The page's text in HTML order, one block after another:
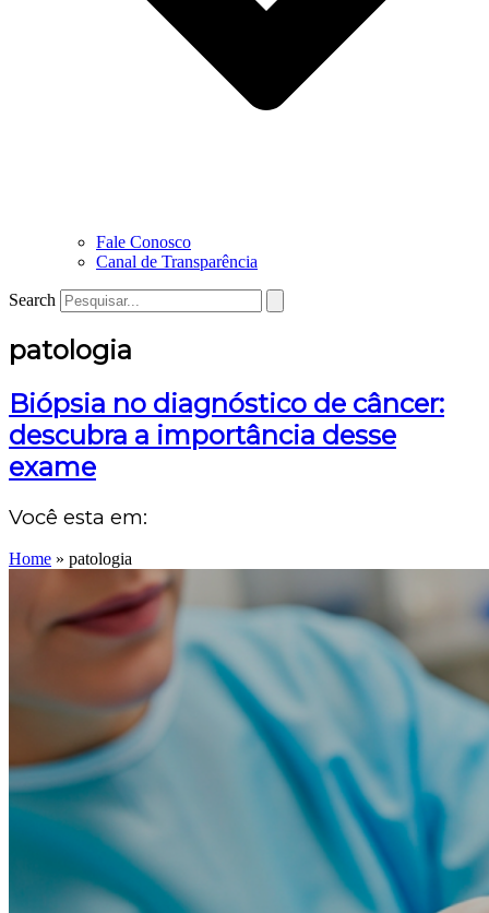
Fale Conosco
Canal de Transparência
Search
patologia
Biópsia no diagnóstico de câncer:
descubra a importância desse
exame
Você esta em:
Home » patologia